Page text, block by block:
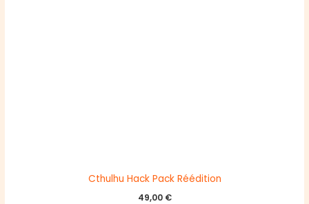
Cthulhu Hack Pack Réédition
49,00 €